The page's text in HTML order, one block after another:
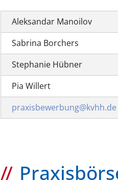
Aleksandar Manoilov
Sabrina Borchers
Stephanie Hübner
Pia Willert
praxisbewerbung@kvhh.de